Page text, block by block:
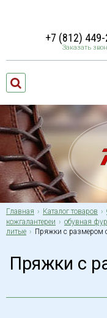
+7 (812)
Заказать
Главная Каталог товаров
кожгалантереи
обувная
литые
Пряжки с размером
Пряжки с